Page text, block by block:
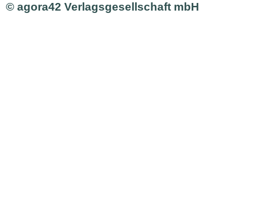
© agora42 Verlagsgesellschaft mbH